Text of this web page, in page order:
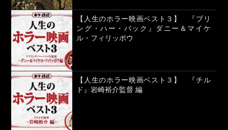
【人生のホラー映画ベスト３】 『ブリ
ング・ハー・バック』ダニー＆マイケ
ル・フィリッポウ
【人生のホラー映画ベスト３】 『チル
ド』岩崎裕介監督 編